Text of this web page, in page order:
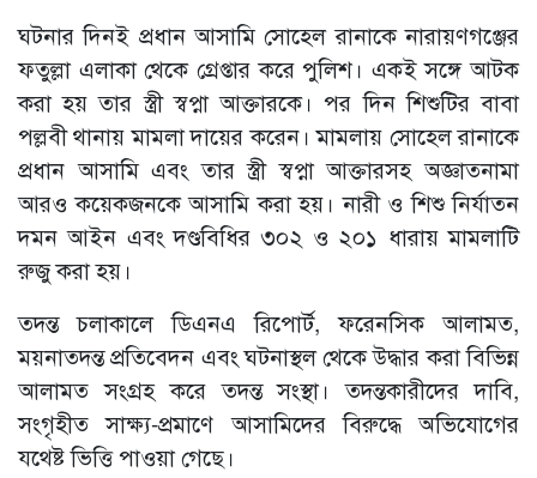
ঘটনার দিনই প্রধান আসামি সোহেল রানাকে নারায়ণগঞ্জের
ফতুল্লা এলাকা থেকে গ্রেপ্তার করে পুলিশ। একই সঙ্গে আটক
করা হয় তার স্ত্রী স্বপ্না আক্তারকে। পর দিন শিশুটির বাবা
পল্লবী থানায় মামলা দায়ের করেন। মামলায় সোহেল রানাকে
প্রধান আসামি এবং তার স্ত্রী স্বপ্না আক্তারসহ অজ্ঞাতনামা
আরও কয়েকজনকে আসামি করা হয়। নারী ও শিশু নির্যাতন
দমন আইন এবং দণ্ডবিধির ৩০২ ও ২০১ ধারায় মামলাটি
রুজু করা হয়।
তদন্ত চলাকালে ডিএনএ রিপোর্ট, ফরেনসিক আলামত,
ময়নাতদন্ত প্রতিবেদন এবং ঘটনাস্থল থেকে উদ্ধার করা বিভিন্ন
আলামত সংগ্রহ করে তদন্ত সংস্থা। তদন্তকারীদের দাবি,
সংগৃহীত সাক্ষ্য-প্রমাণে আসামিদের বিরুদ্ধে অভিযোগের
যথেষ্ট ভিত্তি পাওয়া গেছে।